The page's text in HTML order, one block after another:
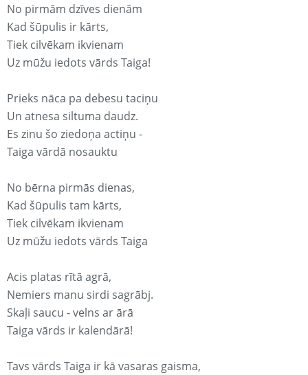
No pirmām dzīves dienām
Kad šūpulis ir kārts,
Tiek cilvēkam ikvienam
Uz mūžu iedots vārds Taiga!
Prieks nāca pa debesu taciņu
Un atnesa siltuma daudz.
Es zinu šo ziedoņa actiņu -
Taiga vārdā nosauktu
No bērna pirmās dienas,
Kad šūpulis tam kārts,
Tiek cilvēkam ikvienam
Uz mūžu iedots vārds Taiga
Acis platas rītā agrā,
Nemiers manu sirdi sagrābj.
Skaļi saucu - velns ar ārā
Taiga vārds ir kalendārā!
Tavs vārds Taiga ir kā vasaras gaisma,